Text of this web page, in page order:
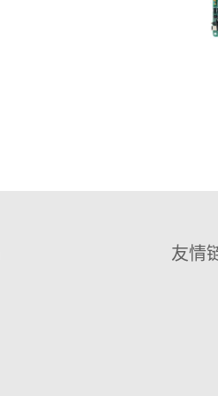
友情